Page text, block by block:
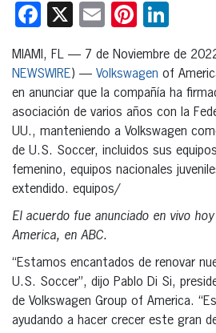
Facebook
X Email
MIAMI, FL — 7 de Noviembre de
NEWSWIRE) — Volkswagen of
en anunciar que la compañía ha
asociación de varios años con la
UU., manteniendo a Volkswagen
de U.S. Soccer, incluidos sus
femenino, equipos nacionales
extendido. equipos/
El acuerdo fue anunciado en vivo
America, en ABC.
“Estamos encantados de renovar
U.S. Soccer”, dijo Pablo Di Si,
de Volkswagen Group of America.
ayudando a hacer crecer este gran